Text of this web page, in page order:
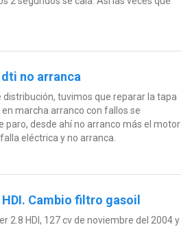
no arranca
distribución, tuvimos que reparar la tapa
marcha arranco con fallos se
paro, desde ahí no arranco más el motor
eléctrica y no arranca.
Cambio filtro gasoil
2.8 HDI, 127 cv de noviembre del 2004 y